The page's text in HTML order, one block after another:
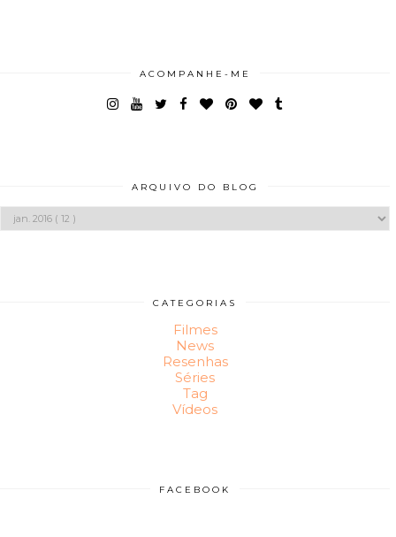
ACOMPANHE-ME
ARQUIVO DO BLOG
CATEGORIAS
Filmes
News
Resenhas
Séries
Tag
Vídeos
FACEBOOK